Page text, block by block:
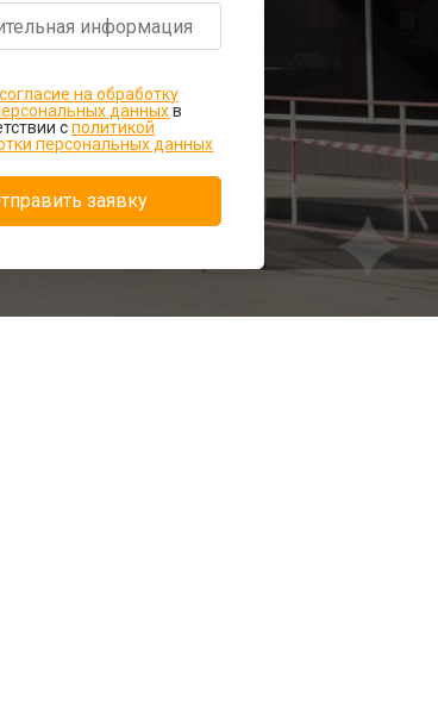
согласие на обработку
данныхв
сполитикой
персональных данных
заявку